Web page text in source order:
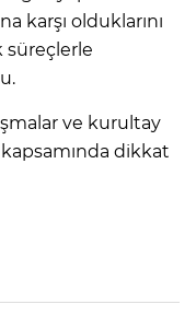
karşı olduklarını
süreçlerle
ve kurultay
dikkat